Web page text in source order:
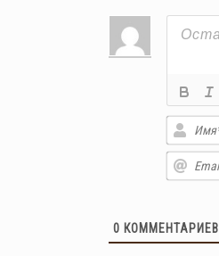
0 КОММЕНТАРИЕВ